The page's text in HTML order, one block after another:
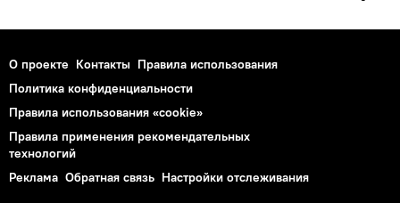
О проекте Контакты Правила использования
Политика конфиденциальности
Правила использования «cookie»
Правила применения рекомендательных
технологий
Реклама Обратная связь Настройки отслеживания